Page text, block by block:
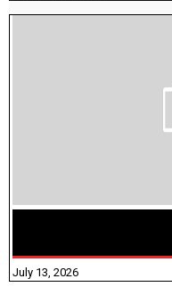
July 13, 2026